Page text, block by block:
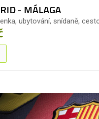
- MÁLAGA
ubytování, snídaně,